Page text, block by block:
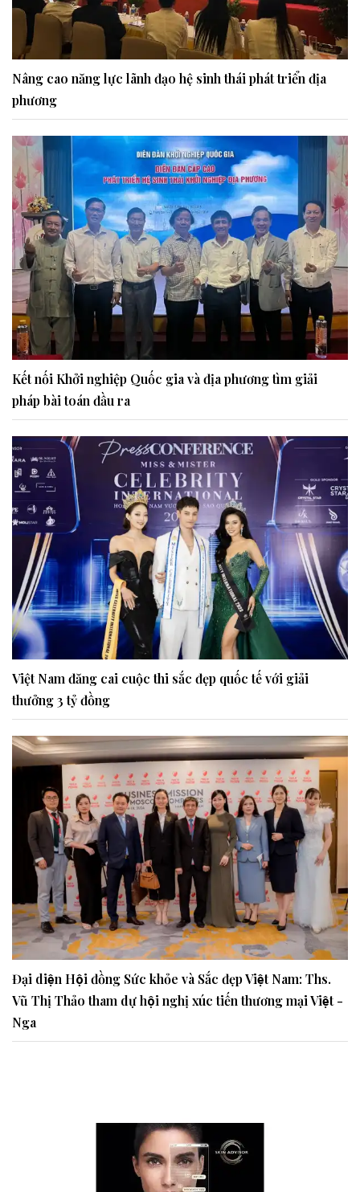
Nâng cao năng lực lãnh đạo hệ sinh thái phát triển địa
phương
Kết nối Khởi nghiệp Quốc gia và địa phương tìm giải
pháp bài toán đầu ra
Việt Nam đăng cai cuộc thi sắc đẹp quốc tế với giải
thưởng 3 tỷ đồng
Đại diện Hội đồng Sức khỏe và Sắc đẹp Việt Nam: Ths.
Vũ Thị Thảo tham dự hội nghị xúc tiến thương mại Việt -
Nga